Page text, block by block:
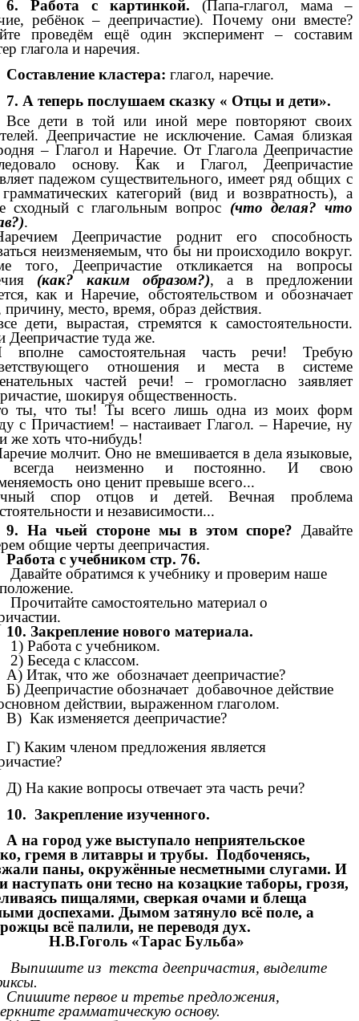
6. Работа с картинкой. (Папа-глагол, мама –
ребёнок – деепричастие). Почему они вместе?
проведём ещё один эксперимент – составим
глагола и наречия.
Составление кластера: глагол, наречие.
7. А теперь послушаем сказку « Отцы и дети».
Все дети в той или иной мере повторяют своих
Деепричастие не исключение. Самая близкая
– Глагол и Наречие. От Глагола Деепричастие
основу. Как и Глагол, Деепричастие
падежом существительного, имеет ряд общих с
категорий (вид и возвратность), а
сходный с глагольным вопрос (что делая? что
.
Деепричастие роднит его способность
неизменяемым, что бы ни происходило вокруг.
того, Деепричастие откликается на вопросы
(как? каким образом?), а в предложении
как и Наречие, обстоятельством и обозначает
причину, место, время, образ действия.
дети, вырастая, стремятся к самостоятельности.
Деепричастие туда же.
самостоятельная часть речи! Требую
отношения и места в системе
частей речи! – громогласно заявляет
шокируя общественность.
ты, что ты! Ты всего лишь одна из моих форм
с Причастием! – настаивает Глагол. – Наречие, ну
же хоть что-нибудь!
молчит. Оно не вмешивается в дела языковые,
всегда неизменно и постоянно. И свою
оно ценит превыше всего...
спор отцов и детей. Вечная проблема
и независимости...
9. На чьей стороне мы в этом споре? Давайте
общие черты деепричастия.
Работа с учебником стр. 76.
Давайте обратимся к учебнику и проверим наше
Прочитайте самостоятельно материал о
10. Закрепление нового материала.
1) Работа с учебником.
2) Беседа с классом.
А) Итак, что же обозначает деепричастие?
Б) Деепричастие обозначает добавочное действие
действии, выраженном глаголом.
В) Как изменяется деепричастие?
Г) Каким членом предложения является
Д) На какие вопросы отвечает эта часть речи?
10. Закрепление изученного.
А на город уже выступало неприятельское
гремя в литавры и трубы. Подбоченясь,
паны, окружённые несметными слугами. И
наступать они тесно на козацкие таборы, грозя,
пищалями, сверкая очами и блеща
доспехами. Дымом затянуло всё поле, а
всё палили, не переводя дух.
«Тарас Бульба»
Выпишите из текста деепричастия, выделите
Спишите первое и третье предложения,
грамматическую основу.